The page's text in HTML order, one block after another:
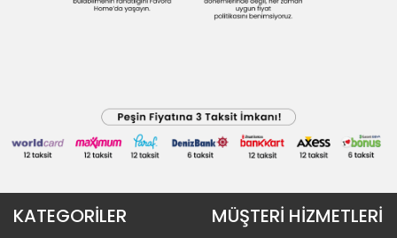
KATEGORİLER MÜŞTERİ HİZMETLERİ